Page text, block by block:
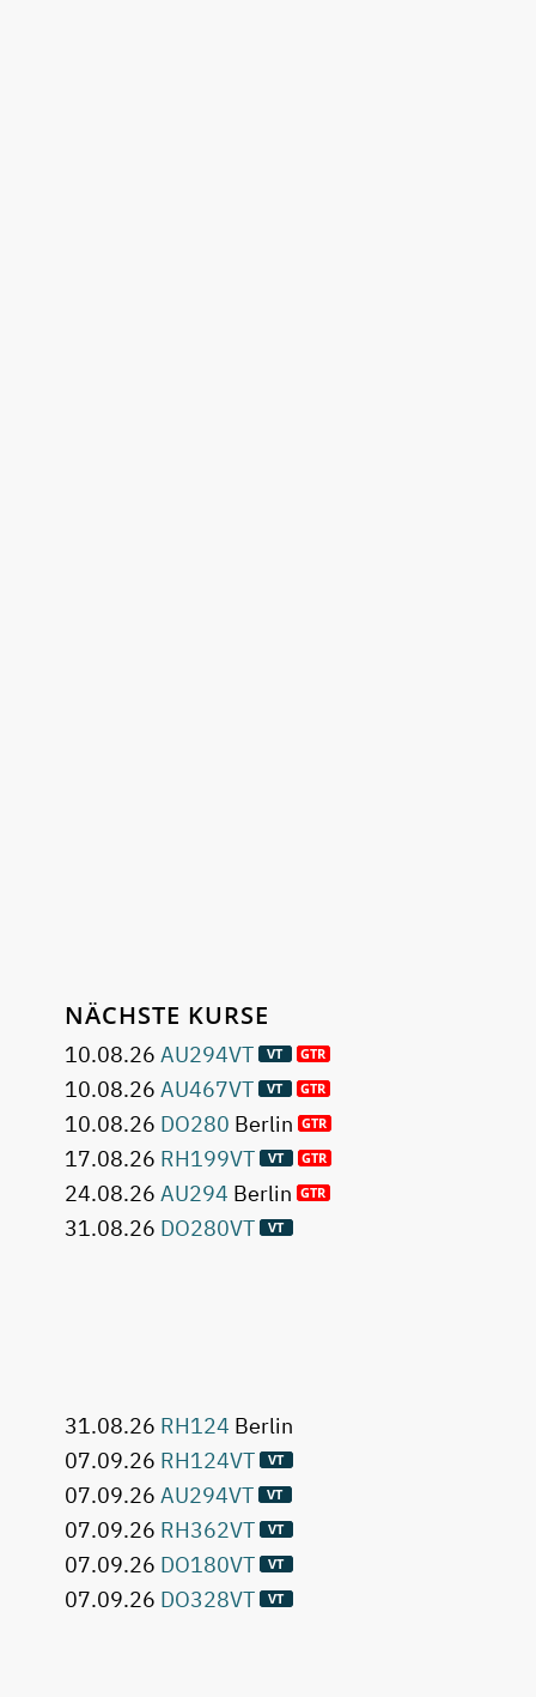
NÄCHSTE KURSE
10.08.26 AU294VT
10.08.26 AU467VT
10.08.26 DO280 Berlin
17.08.26 RH199VT
24.08.26 AU294 Berlin
31.08.26 DO280VT
31.08.26 RH124 Berlin
07.09.26 RH124VT
07.09.26 AU294VT
07.09.26 RH362VT
07.09.26 DO180VT
07.09.26 DO328VT